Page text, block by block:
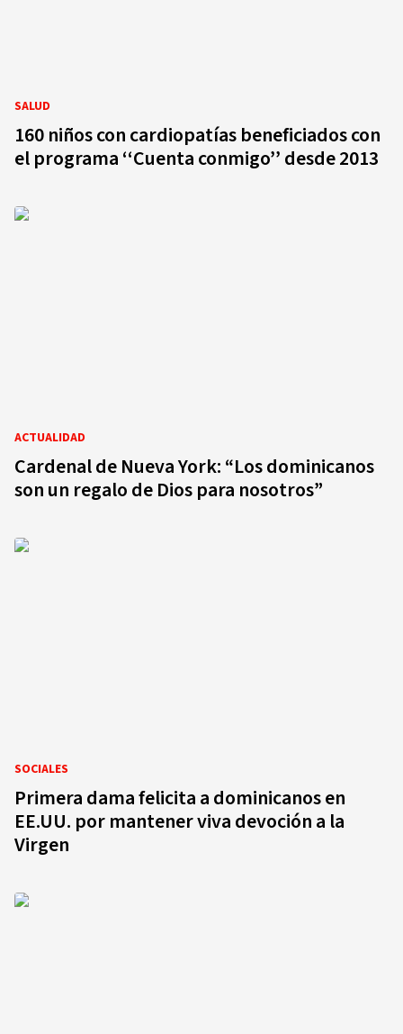
SALUD
160 niños con cardiopatías beneficiados con
el programa ‘‘Cuenta conmigo’’ desde 2013
ACTUALIDAD
Cardenal de Nueva York: “Los dominicanos
son un regalo de Dios para nosotros”
SOCIALES
Primera dama felicita a dominicanos en
EE.UU. por mantener viva devoción a la
Virgen